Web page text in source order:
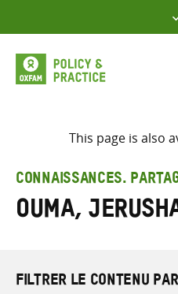
to
content
This page is also
CONNAISSANCES.
Ouma,
FILTRER LE CONTENU PAR